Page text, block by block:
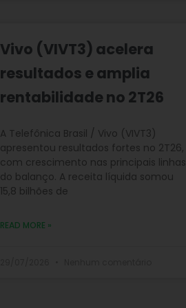
Vivo (VIVT3) acelera
resultados e amplia
rentabilidade no 2T26
A Telefônica Brasil / Vivo (VIVT3)
apresentou resultados fortes no 2T26,
com crescimento nas principais linhas
do balanço. A receita líquida somou
15,8 bilhões de
READ MORE »